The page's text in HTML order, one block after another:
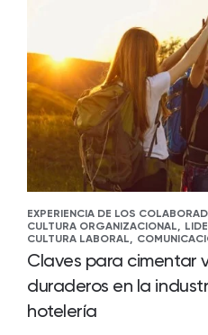
EXPERIENCIA DE LOS
CULTURA ORGANIZACIONAL,
CULTURA LABORAL,
Claves para cimentar
duraderos en la
hotelería